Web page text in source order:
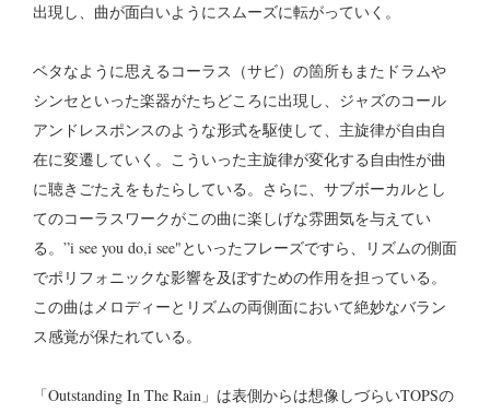
出現し、曲が面白いようにスムーズに転がっていく。
ベタなように思えるコーラス（サビ）の箇所もまたドラムや
シンセといった楽器がたちどころに出現し、ジャズのコール
アンドレスポンスのような形式を駆使して、主旋律が自由自
在に変遷していく。こういった主旋律が変化する自由性が曲
に聴きごたえをもたらしている。さらに、サブボーカルとし
てのコーラスワークがこの曲に楽しげな雰囲気を与えてい
る。”i see you do,i see"といったフレーズですら、リズムの側面
でポリフォニックな影響を及ぼすための作用を担っている。
この曲はメロディーとリズムの両側面において絶妙なバラン
ス感覚が保たれている。
「Outstanding In The Rain」は表側からは想像しづらいTOPSの